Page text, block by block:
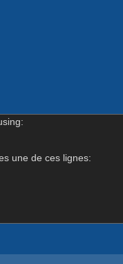
une de ces lignes: